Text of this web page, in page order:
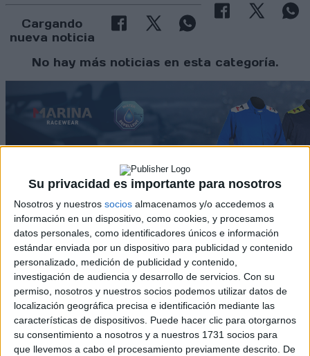
Su privacidad es importante para nosotros
Nosotros y nuestros socios almacenamos y/o accedemos a
información en un dispositivo, como cookies, y procesamos
datos personales, como identificadores únicos e información
estándar enviada por un dispositivo para publicidad y contenido
personalizado, medición de publicidad y contenido,
investigación de audiencia y desarrollo de servicios. Con su
permiso, nosotros y nuestros socios podemos utilizar datos de
localización geográfica precisa e identificación mediante las
características de dispositivos. Puede hacer clic para otorgarnos
su consentimiento a nosotros y a nuestros 1731 socios para
que llevemos a cabo el procesamiento previamente descrito. De
Cargando
nueva noticia
No hay más noticias en esta categoría.
Rallyes
WRC
S-CER
ERC
CERA
CERT
Internacionales
Campeonatos Autonómicos
Históricos
Dakar
RallyCross